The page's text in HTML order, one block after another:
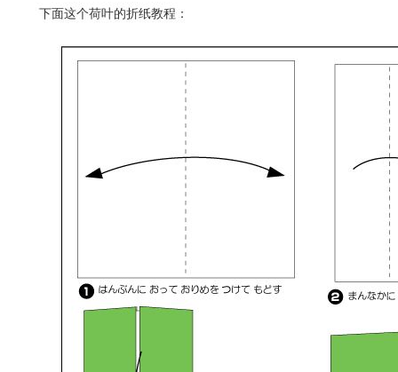
下面这个荷叶的折纸教程：